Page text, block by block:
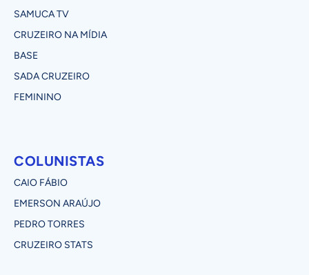
SAMUCA TV
CRUZEIRO NA MÍDIA
BASE
SADA CRUZEIRO
FEMININO
COLUNISTAS
CAIO FÁBIO
EMERSON ARAÚJO
PEDRO TORRES
CRUZEIRO STATS